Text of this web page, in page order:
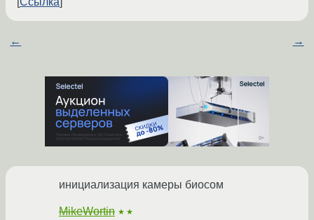
← →
инициализация камеры биосом
MikeWortin ★★